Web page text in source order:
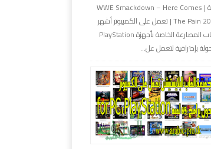
لعبة | WWE Smackdown – Here Comes
The Pain 2003 | تعمل على الكمبيوتر أشهر
ألعاب المصارعة الخاصة بأجهزة PlayStation
بإحترافية لتعمل عل...